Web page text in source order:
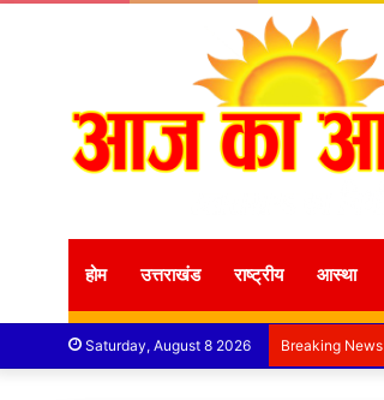
होम उत्तराखंड राष्ट्रीय आस्था
Saturday, August 8 2026 Breaking News